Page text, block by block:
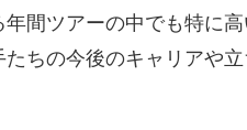
間ツアーの中でも特に
ちの今後のキャリアや